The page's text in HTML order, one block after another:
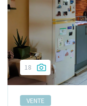
18
VENTE